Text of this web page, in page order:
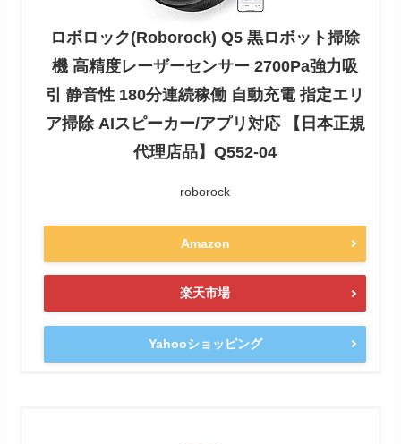
ロボロック(Roborock) Q5 黒ロボット掃除
機 高精度レーザーセンサー 2700Pa強力吸
引 静音性 180分連続稼働 自動充電 指定エリ
ア掃除 AIスピーカー/アプリ対応 【日本正規
代理店品】Q552-04
roborock
Amazon
楽天市場
Yahooショッピング